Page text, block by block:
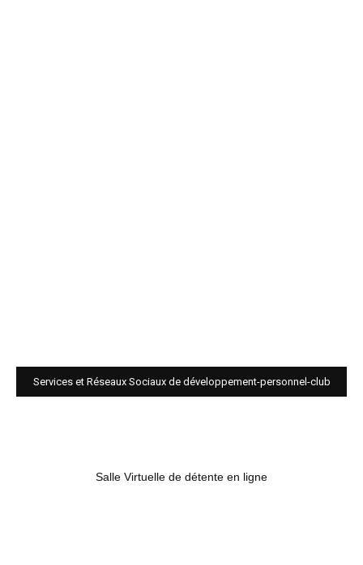
Services et Réseaux Sociaux de développement-personnel-club
Salle Virtuelle de détente en ligne